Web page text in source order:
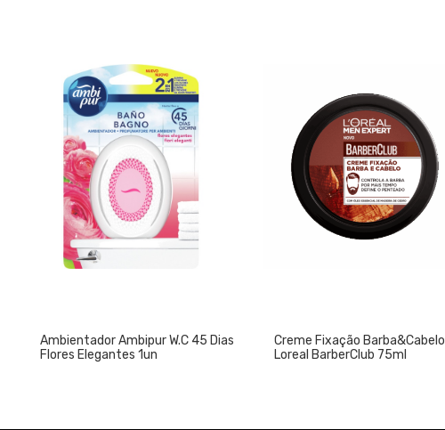
Ambientador Ambipur W.C 45 Dias
Flores Elegantes 1un
Creme Fixação Barba&Cabelo
Loreal BarberClub 75ml